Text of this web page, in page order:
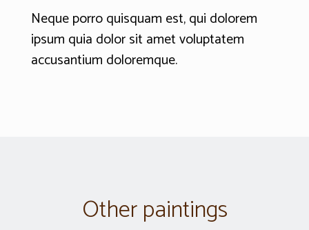
Neque porro quisquam est, qui dolorem
ipsum quia dolor sit amet voluptatem
accusantium doloremque.
Other paintings